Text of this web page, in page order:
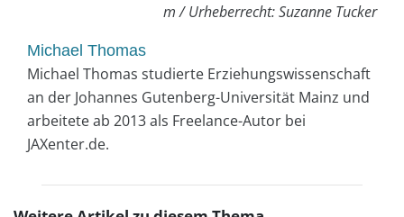
m / Urheberrecht: Suzanne Tucker
Michael Thomas
Michael Thomas studierte Erziehungswissenschaft
an der Johannes Gutenberg-Universität Mainz und
arbeitete ab 2013 als Freelance-Autor bei
JAXenter.de.